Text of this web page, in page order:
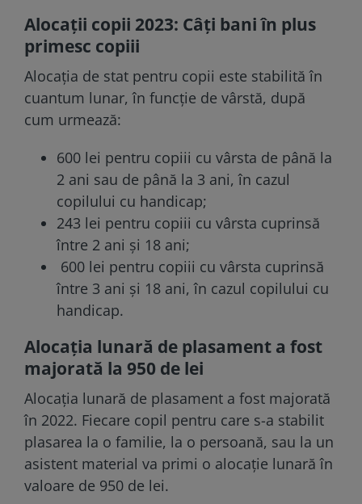
Alocații copii 2023: Câți bani în plus
primesc copiii
Alocația de stat pentru copii este stabilită în
cuantum lunar, în funcție de vârstă, după
cum urmează:
600 lei pentru copiii cu vârsta de până la
2 ani sau de până la 3 ani, în cazul
copilului cu handicap;
243 lei pentru copiii cu vârsta cuprinsă
între 2 ani și 18 ani;
600 lei pentru copiii cu vârsta cuprinsă
între 3 ani și 18 ani, în cazul copilului cu
handicap.
Alocația lunară de plasament a fost
majorată la 950 de lei
Alocația lunară de plasament a fost majorată
în 2022. Fiecare copil pentru care s-a stabilit
plasarea la o familie, la o persoană, sau la un
asistent material va primi o alocație lunară în
valoare de 950 de lei.